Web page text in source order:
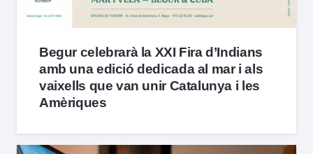
Begur celebrarà la XXI Fira d’Indians
amb una edició dedicada al mar i als
vaixells que van unir Catalunya i les
Amèriques